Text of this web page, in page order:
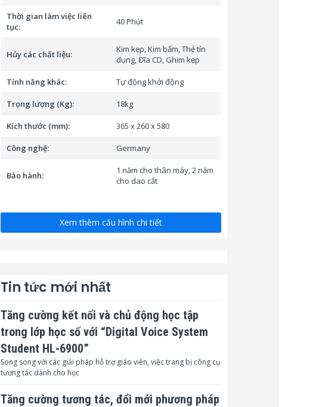
Thời gian làm việc liên
tục:
40 Phút
Hủy các chất liệu:
Kim kẹp, Kim bấm, Thẻ tín
dụng, Đĩa CD, Ghim kẹp
Tính năng khác: Tự động khởi động
Trọng lượng (Kg): 18kg
Kích thước (mm): 365 x 260 x 580
Công nghệ: Germany
Bảo hành:
1 năm cho thân máy, 2 năm
cho dao cắt
Xem thêm cấu hình chi tiết
Tin tức mới nhất
Tăng cường kết nối và chủ động học tập
trong lớp học số với “Digital Voice System
Student HL-6900”
Song song với các giải pháp hỗ trợ giáo viên, việc trang bị công cụ
tương tác dành cho học
Tăng cường tương tác, đổi mới phương pháp